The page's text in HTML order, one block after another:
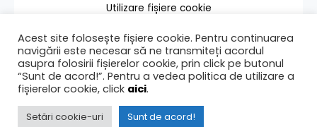
Utilizare fișiere cookie
Contact
Ultima modificare a paginii 16/01/2026
Acest site folosește fișiere cookie. Pentru continuarea
navigării este necesar să ne transmiteți acordul
asupra folosirii fișierelor cookie, prin click pe butonul
“Sunt de acord!”. Pentru a vedea politica de utilizare a
fișierelor cookie, click aici.
Setări cookie-uri Sunt de acord!